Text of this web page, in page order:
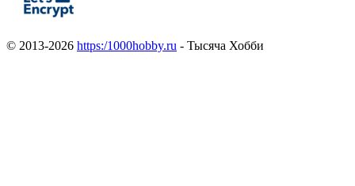
© 2013-2026 https:/1000hobby.ru - Тысяча Хобби